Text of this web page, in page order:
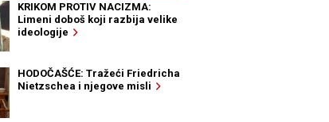
KRIKOM PROTIV NACIZMA:
Limeni doboš koji razbija velike
ideologije
HODOČAŠĆE: Tražeći Friedricha
Nietzschea i njegove misli